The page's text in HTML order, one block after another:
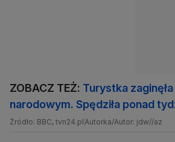
ZOBACZ TEŻ: Turystka
narodowym. Spędziła ponad
Źródło: BBC, tvn24.plAutorka/Autor: jdw//az